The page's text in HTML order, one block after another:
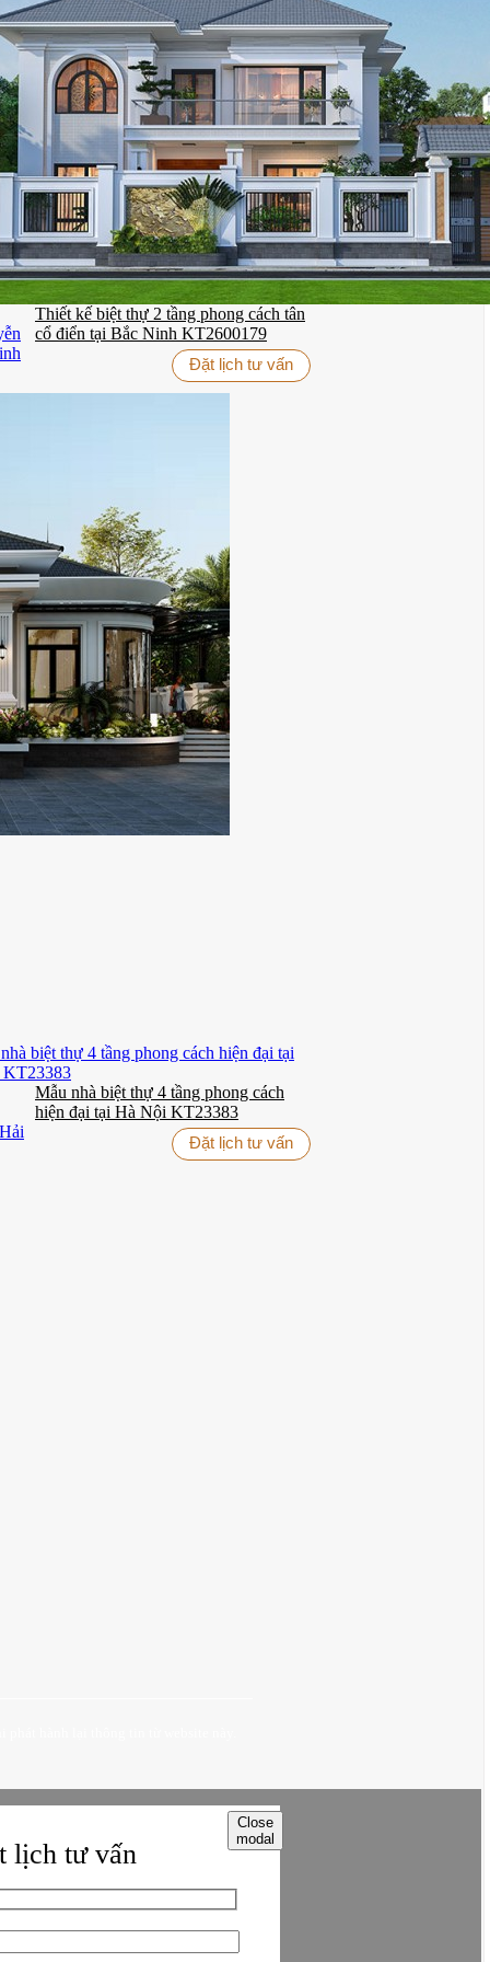
Thiết kế biệt thự 2 tầng phong cách tân
cổ điển tại Bắc Ninh KT2600179
Đặt lịch tư vấn
Mẫu nhà biệt thự 4 tầng phong cách
hiện đại tại Hà Nội KT23383
Đặt lịch tư vấn
lịch tư vấn
Close
modal